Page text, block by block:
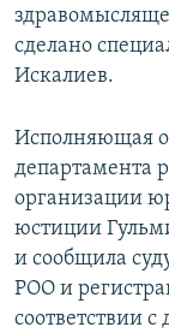
сделано
Искалиев.
Исполняющая
департамента
организации
юстиции
и сообщила
РОО и
соответствии